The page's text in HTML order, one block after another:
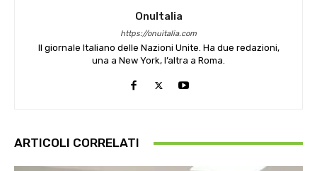
OnuItalia
https://onuitalia.com
Il giornale Italiano delle Nazioni Unite. Ha due redazioni,
una a New York, l’altra a Roma.
ARTICOLI CORRELATI